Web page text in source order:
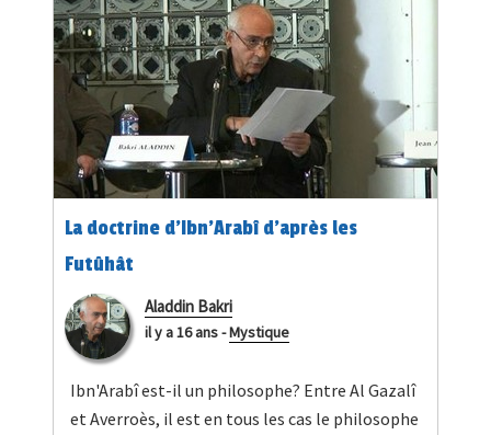
La doctrine d'Ibn'Arabî d'après les
Futûhât
Aladdin Bakri
il y a 16 ans-Mystique
Ibn'Arabî est-il un philosophe? Entre Al Gazalî
et Averroès, il est en tous les cas le philosophe